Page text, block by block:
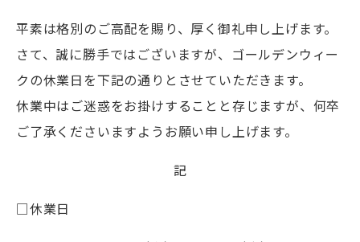
平素は格別のご高配を賜り、厚く御礼申し上げます。
さて、誠に勝手ではございますが、ゴールデンウィー
クの休業日を下記の通りとさせていただきます。
休業中はご迷惑をお掛けすることと存じますが、何卒
ご了承くださいますようお願い申し上げます。
記
□休業日